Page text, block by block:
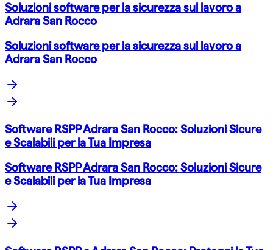
Soluzioni software per la sicurezza sul lavoro a
Adrara San Rocco
Soluzioni software per la sicurezza sul lavoro a
Adrara San Rocco
Software RSPP Adrara San Rocco: Soluzioni Sicure
e Scalabili per la Tua Impresa
Software RSPP Adrara San Rocco: Soluzioni Sicure
e Scalabili per la Tua Impresa